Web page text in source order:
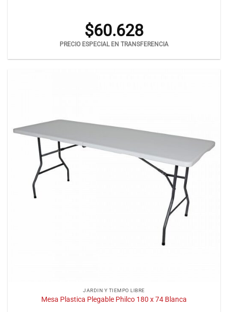
$60.628
PRECIO ESPECIAL EN TRANSFERENCIA
JARDIN Y TIEMPO LIBRE
Mesa Plastica Plegable Philco 180 x 74 Blanca